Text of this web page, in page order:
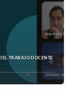
TRABAJO DOCENTE